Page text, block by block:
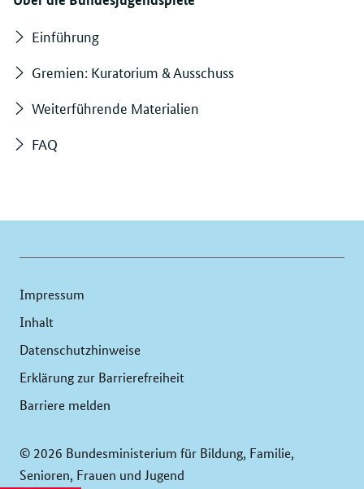
Einführung
Gremien: Kuratorium & Ausschuss
Weiterführende Materialien
FAQ
© 2026 Bundesministerium für Bildung, Familie,
Senioren, Frauen und Jugend
Impressum
Inhalt
Datenschutzhinweise
Erklärung zur Barrierefreiheit
Barriere melden